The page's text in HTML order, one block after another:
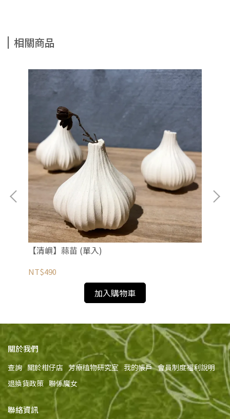
相關商品
【清嶼】蒜苗 (單入)
NT$490
加入購物車
關於我們
查詢 關於柑仔店 芳療植物研究室 我的帳戶 會員制度福利說明
退換貨政策 聯係魔女
聯絡資訊